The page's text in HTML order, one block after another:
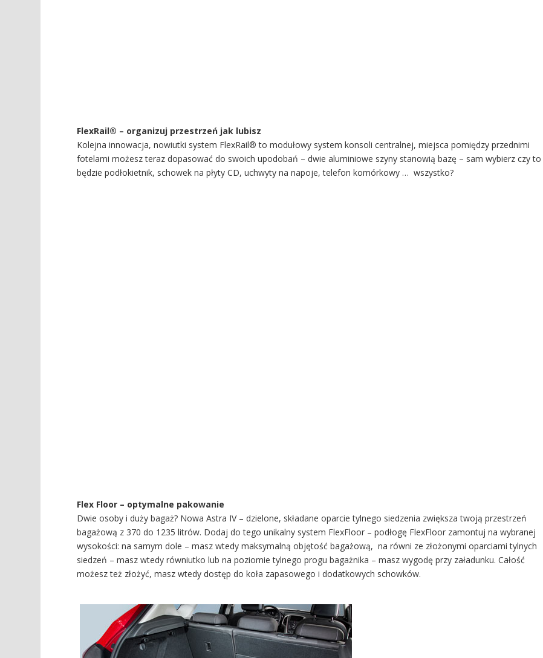
FlexRail® – organizuj przestrzeń jak lubisz
Kolejna innowacja, nowiutki system FlexRail® to modułowy system konsoli centralnej, miejsca pomiędzy przednimi
fotelami możesz teraz dopasować do swoich upodobań – dwie aluminiowe szyny stanowią bazę – sam wybierz czy to
będzie podłokietnik, schowek na płyty CD, uchwyty na napoje, telefon komórkowy … wszystko?
Flex Floor – optymalne pakowanie
Dwie osoby i duży bagaż? Nowa Astra IV – dzielone, składane oparcie tylnego siedzenia zwiększa twoją przestrzeń
bagażową z 370 do 1235 litrów. Dodaj do tego unikalny system FlexFloor – podłogę FlexFloor zamontuj na wybranej
wysokości: na samym dole – masz wtedy maksymalną objętość bagażową, na równi ze złożonymi oparciami tylnych
siedzeń – masz wtedy równiutko lub na poziomie tylnego progu bagażnika – masz wygodę przy załadunku. Całość
możesz też złożyć, masz wtedy dostęp do koła zapasowego i dodatkowych schowków.